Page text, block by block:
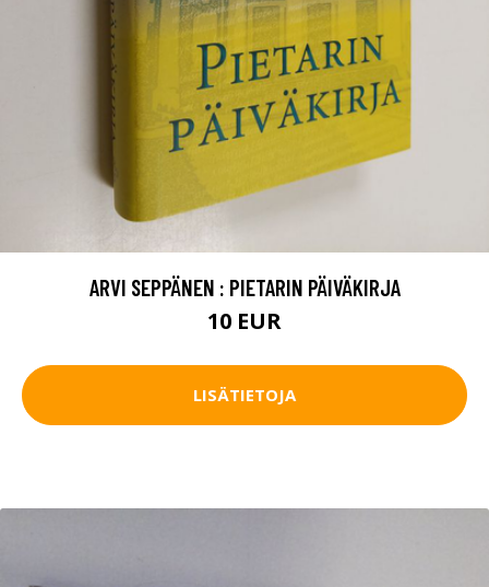
ARVI SEPPÄNEN : PIETARIN PÄIVÄKIRJA
10 EUR
LISÄTIETOJA